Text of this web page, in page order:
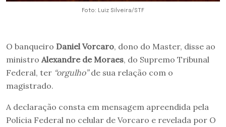
Foto: Luiz Silveira/STF
O banqueiro Daniel Vorcaro, dono do Master, disse ao
ministro Alexandre de Moraes, do Supremo Tribunal
Federal, ter “orgulho”de sua relação com o
magistrado.
A declaração consta em mensagem apreendida pela
Polícia Federal no celular de Vorcaro e revelada por O